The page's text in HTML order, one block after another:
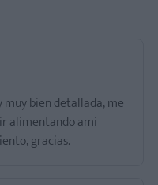
bien detallada, me
alimentando ami
gracias.